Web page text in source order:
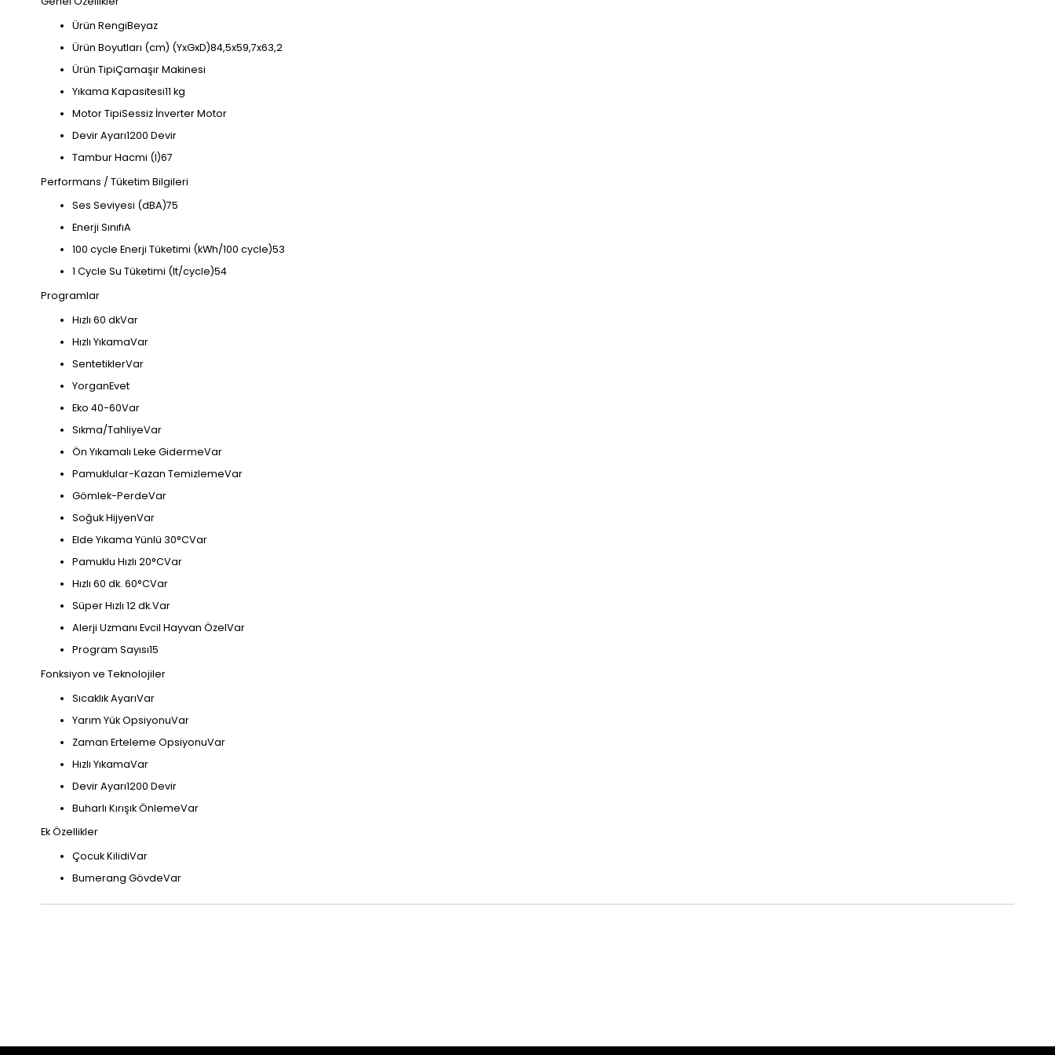
Ürün RengiBeyaz
Ürün Boyutları (cm) (YxGxD)84,5x59,7x63,2
Ürün TipiÇamaşır Makinesi
Yıkama Kapasitesi11 kg
Motor TipiSessiz İnverter Motor
Devir Ayarı1200 Devir
Tambur Hacmi (l)67
Performans / Tüketim Bilgileri
Ses Seviyesi (dBA)75
Enerji SınıfıA
100 cycle Enerji Tüketimi (kWh/100 cycle)53
1 Cycle Su Tüketimi (lt/cycle)54
Programlar
Hızlı 60 dkVar
Hızlı YıkamaVar
SentetiklerVar
YorganEvet
Eko 40-60Var
Sıkma/TahliyeVar
Ön Yıkamalı Leke GidermeVar
Pamuklular-Kazan TemizlemeVar
Gömlek-PerdeVar
Soğuk HijyenVar
Elde Yıkama Yünlü 30°CVar
Pamuklu Hızlı 20°CVar
Hızlı 60 dk. 60°CVar
Süper Hızlı 12 dk.Var
Alerji Uzmanı Evcil Hayvan ÖzelVar
Program Sayısı15
Fonksiyon ve Teknolojiler
Sıcaklık AyarıVar
Yarım Yük OpsiyonuVar
Zaman Erteleme OpsiyonuVar
Hızlı YıkamaVar
Devir Ayarı1200 Devir
Buharlı Kırışık ÖnlemeVar
Ek Özellikler
Çocuk KilidiVar
Bumerang GövdeVar